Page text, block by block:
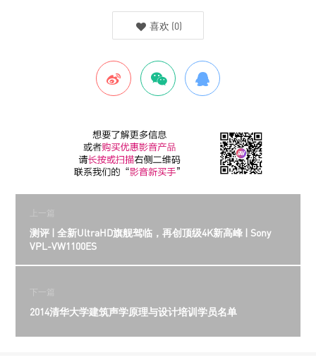
喜欢 (0)
上一篇
测评 | 全新UltraHD旗舰驾临，再创顶级4K新高峰 | Sony
VPL-VW1100ES
下一篇
2014清华大学建筑声学原理与设计培训学员名单